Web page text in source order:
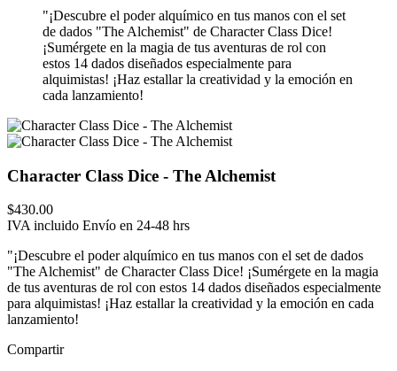
"¡Descubre el poder alquímico en tus manos con el set
de dados "The Alchemist" de Character Class Dice!
¡Sumérgete en la magia de tus aventuras de rol con
estos 14 dados diseñados especialmente para
alquimistas! ¡Haz estallar la creatividad y la emoción en
cada lanzamiento!
Character Class Dice - The Alchemist
$430.00
IVA incluido Envío en 24-48 hrs
"¡Descubre el poder alquímico en tus manos con el set de dados
"The Alchemist" de Character Class Dice! ¡Sumérgete en la magia
de tus aventuras de rol con estos 14 dados diseñados especialmente
para alquimistas! ¡Haz estallar la creatividad y la emoción en cada
lanzamiento!
Compartir